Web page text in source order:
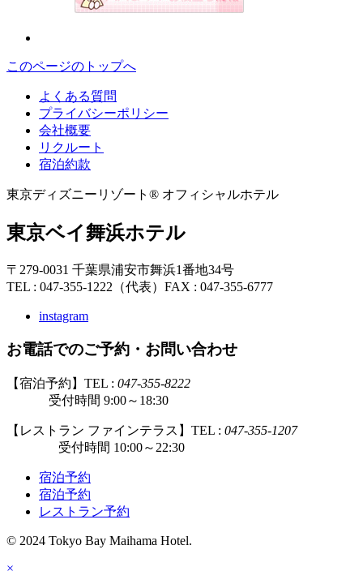
このページのトップへ
よくある質問
プライバシーポリシー
会社概要
リクルート
宿泊約款
東京ディズニーリゾート® オフィシャルホテル
東京ベイ舞浜ホテル
〒279-0031 千葉県浦安市舞浜1番地34号
TEL : 047-355-1222（代表） FAX : 047-355-6777
instagram
お電話でのご予約・お問い合わせ
【宿泊予約】TEL : 047-355-8222
受付時間 9:00～18:30
【レストラン ファインテラス】TEL : 047-355-1207
受付時間 10:00～22:30
宿泊予約
宿泊予約
レストラン予約
© 2024 Tokyo Bay Maihama Hotel.
×